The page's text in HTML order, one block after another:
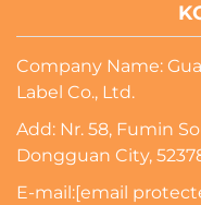
Company Name:
Label Co., Ltd.
Add: Nr. 58, Fumin
Dongguan City,
E-mail:[email